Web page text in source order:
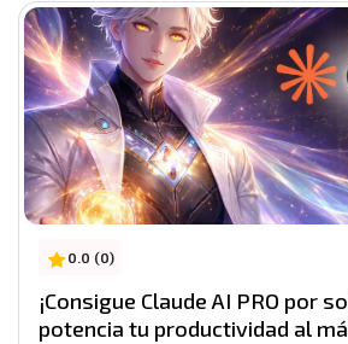
0.0 (0)
¡Consigue Claude AI PRO por
potencia tu productividad al